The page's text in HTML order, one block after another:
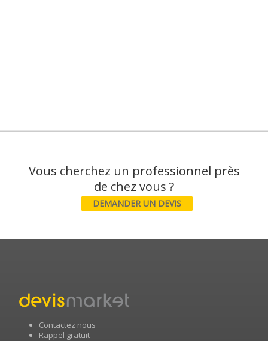
Vous cherchez un professionnel près
DEMANDER UN DEVIS
Contactez nous
Rappel gratuit